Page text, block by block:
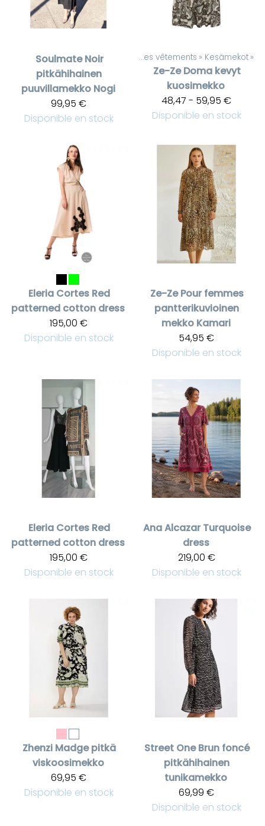
Soulmate Noir
pitkähihainen
puuvillamekko Nogi
99,95 €
Disponible en stock
Produits‪» Pour femmes vêtements ‪» Kesämekot ‪»
Ze-Ze Doma kevyt
kuosimekko
48,47 - 59,95 €
Disponible en stock
Eleria Cortes Red
patterned cotton dress
195,00 €
Disponible en stock
Ze-Ze Pour femmes
pantterikuvioinen
mekko Kamari
54,95 €
Disponible en stock
Eleria Cortes Red
patterned cotton dress
195,00 €
Disponible en stock
Ana Alcazar Turquoise
dress
219,00 €
Disponible en stock
Zhenzi Madge pitkä
viskoosimekko
69,95 €
Disponible en stock
Street One Brun foncé
pitkähihainen
tunikamekko
69,99 €
Disponible en stock